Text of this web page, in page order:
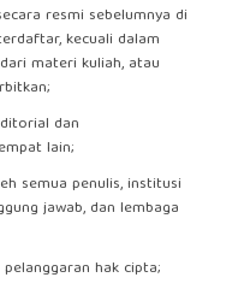
resmi sebelumnya di
kecuali dalam
materi kuliah, atau
dan
lain;
semua penulis, institusi
jawab, dan lembaga
hak cipta;